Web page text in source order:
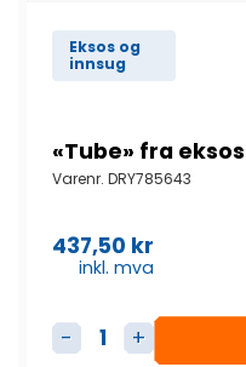
Eksos og
innsug
«Tube» fra
Varenr. DRY785643
437,50 kr
inkl. mva
"Tube" fra eksos